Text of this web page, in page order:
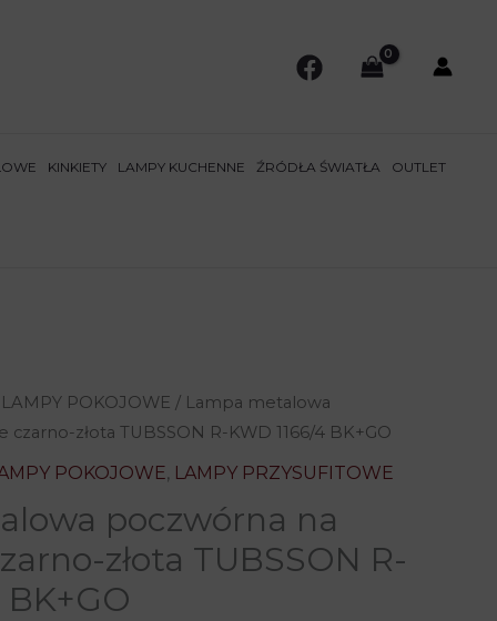
KINKIETY LAMPY KUCHENNE ŹRÓDŁA ŚWIATŁA OUTLET
LAMPY POKOJOWE / Lampa metalowa
złota TUBSSON R-KWD 1166/4 BK+GO
POKOJOWE, LAMPY PRZYSUFITOWE
poczwórna na
złota TUBSSON R-